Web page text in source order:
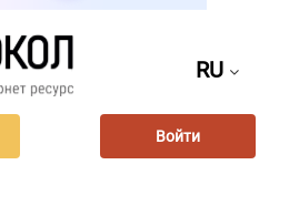
RU
Войти